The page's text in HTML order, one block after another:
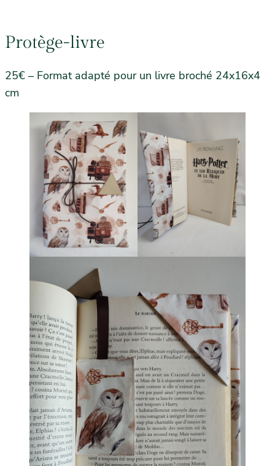
Protège-livre
25€ – Format adapté pour un livre broché 24x16x4
cm